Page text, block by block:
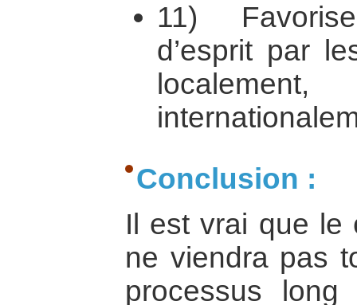
11)
d’esprit par
Conclusion :
Il est vrai que le
ne viendra pas
processus